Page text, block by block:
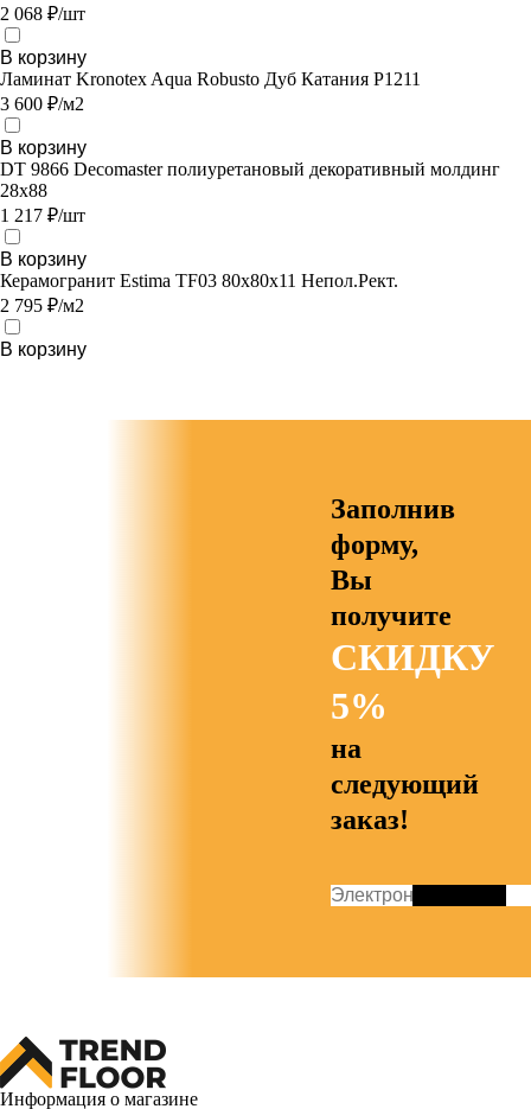
2 068 ₽/шт
В корзину
Ламинат Kronotex Aqua Robusto Дуб Катания P1211
3 600 ₽/м2
В корзину
DT 9866 Decomaster полиуретановый декоративный молдинг
28х88
1 217 ₽/шт
В корзину
Керамогранит Estima TF03 80x80x11 Непол.Рект.
2 795 ₽/м2
В корзину
Заполнив
форму,
Вы
получите
СКИДКУ
5%
на
следующий
заказ!
Информация о магазине